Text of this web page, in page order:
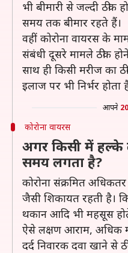
भी बीमारी से जल्दी
समय तक बीमार रहते हैं।
वहीं कोरोना वायरस के
संबंधी दूसरे मामले ठीक
साथ ही किसी मरीज का
इलाज पर भी निर्भर होता
आपने
कोरोना वायरस
अगर किसी में हल्के
समय लगता है?
कोरोना संक्रमित
जैसी शिकायत रहती है।
थकान आदि भी महसूस
ऐसे लक्षण आराम, अधिक
दर्द निवारक दवा खाने से